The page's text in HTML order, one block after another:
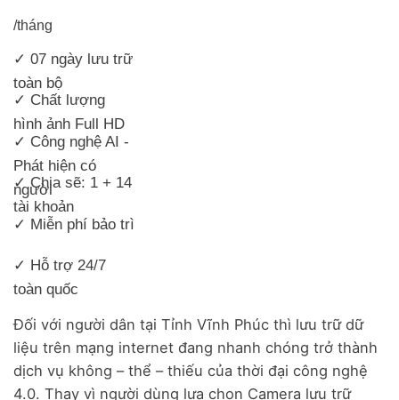
/tháng
✓ 07 ngày lưu trữ
toàn bộ
✓ Chất lượng
hình ảnh Full HD
✓ Công nghệ AI -
Phát hiện có
người
✓ Chia sẽ: 1 + 14
tài khoản
✓ Miễn phí bảo trì
✓ Hỗ trợ 24/7
toàn quốc
Đối với người dân tại Tỉnh Vĩnh Phúc thì lưu trữ dữ
liệu trên mạng internet đang nhanh chóng trở thành
dịch vụ không – thể – thiếu của thời đại công nghệ
4.0. Thay vì người dùng lựa chọn Camera lưu trữ